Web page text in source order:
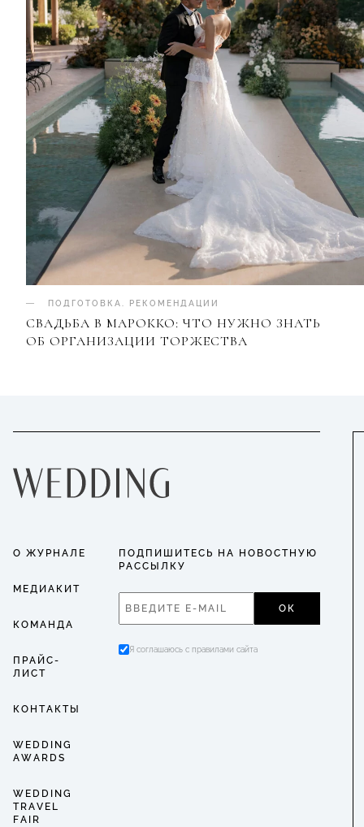
ПОДГОТОВКА РЕКОМЕНДАЦИИ
СВАДЬБА В МАРОККО: ЧТО НУЖНО ЗНАТЬ
ОБ ОРГАНИЗАЦИИ ТОРЖЕСТВА
О ЖУРНАЛЕ
МЕДИАКИТ
КОМАНДА
ПРАЙС-
ЛИСТ
КОНТАКТЫ
WEDDING
AWARDS
WEDDING
TRAVEL
FAIR
ПОДПИШИТЕСЬ НА НОВОСТНУЮ
РАССЫЛКУ
ОК
Я соглашаюсь с правилами сайта